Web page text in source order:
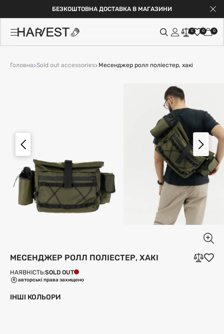
БЕЗКОШТОВНА ДОСТАВКА В МАГАЗИНИ
0 0 0
Головна Sold out accessories Месенджер ролл поліестер, хакі
МЕСЕНДЖЕР РОЛЛ ПОЛІЕСТЕР, ХАКІ
НАЯВНІСТЬ:SOLD OUT
авторські права захищено
ІНШІ КОЛЬОРИ